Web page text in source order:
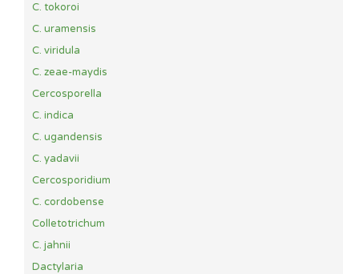
C. tokoroi
C. uramensis
C. viridula
C. zeae-maydis
Cercosporella
C. indica
C. ugandensis
C. yadavii
Cercosporidium
C. cordobense
Colletotrichum
C. jahnii
Dactylaria